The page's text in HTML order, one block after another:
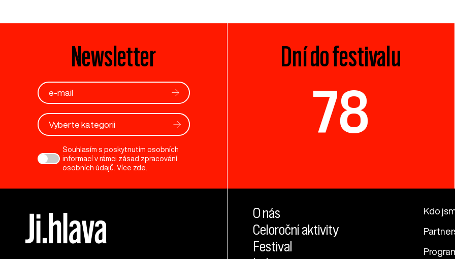
Newsletter
Vyberte kategorii
Souhlasím s poskytnutím osobních
informací v rámci zásad zpracování
osobních údajů. Více zde.
Dní do festivalu
78
O nás
Celoroční aktivity
Festival
Kdo